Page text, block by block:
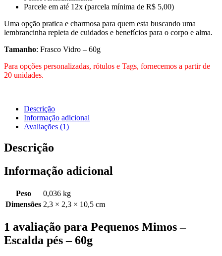
Parcele em até 12x (parcela mínima de R$ 5,00)
Uma opção pratica e charmosa para quem esta buscando uma
lembrancinha repleta de cuidados e benefícios para o corpo e alma.
Tamanho: Frasco Vidro – 60g
Para opções personalizadas, rótulos e Tags, fornecemos a partir de
20 unidades.
Descrição
Informação adicional
Avaliações (1)
Descrição
Informação adicional
Peso
0,036 kg
Dimensões 2,3 × 2,3 × 10,5 cm
1 avaliação para Pequenos Mimos –
Escalda pés – 60g